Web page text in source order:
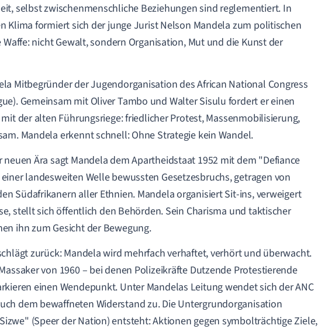
selbst zwischenmenschliche Beziehungen sind reglementiert. In
Klima formiert sich der junge Jurist Nelson Mandela zum politischen
Waffe: nicht Gewalt, sondern Organisation, Mut und die Kunst der
Mitbegründer der Jugendorganisation des African National Congress
Gemeinsam mit Oliver Tambo und Walter Sisulu fordert er einen
der alten Führungsriege: friedlicher Protest, Massenmobilisierung,
Mandela erkennt schnell: Ohne Strategie kein Wandel.
neuen Ära sagt Mandela dem Apartheidstaat 1952 mit dem "Defiance
landesweiten Welle bewussten Gesetzesbruchs, getragen von
Südafrikanern aller Ethnien. Mandela organisiert Sit-ins, verweigert
stellt sich öffentlich den Behörden. Sein Charisma und taktischer
ihn zum Gesicht der Bewegung.
zurück: Mandela wird mehrfach verhaftet, verhört und überwacht.
von 1960 – bei denen Polizeikräfte Dutzende Protestierende
einen Wendepunkt. Unter Mandelas Leitung wendet sich der ANC
dem bewaffneten Widerstand zu. Die Untergrundorganisation
(Speer der Nation) entsteht: Aktionen gegen symbolträchtige Ziele,